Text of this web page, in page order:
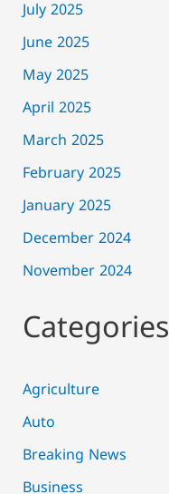
July 2025
June 2025
May 2025
April 2025
March 2025
February 2025
January 2025
December 2024
November 2024
Categories
Agriculture
Auto
Breaking News
Business